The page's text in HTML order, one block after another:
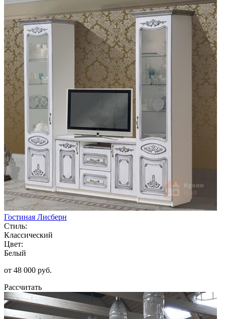
Гостиная Лисберн
Стиль:
Классический
Цвет:
Белый
от 48 000 руб.
Рассчитать